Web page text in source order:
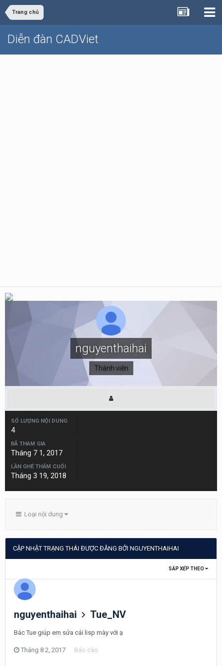
Trang chủ
Diễn đàn CADViet
nguyenthaihai
Thành viên
SỐ LƯỢNG NỘI DUNG
4
ĐÃ THAM GIA
Tháng 7 1, 2017
LẦN GHÉ THĂM CUỐI
Tháng 3 19, 2018
Loại nội dung
CẬP NHẬT TRẠNG THÁI ĐƯỢC ĐĂNG BỞI NGUYENTHAIHAI
SẮP XẾP THEO
nguyenthaihai Tue_NV
Bác Tue giúp em sửa cái lisp mày với ạ
Tháng 8 2, 2017 Báo cáo